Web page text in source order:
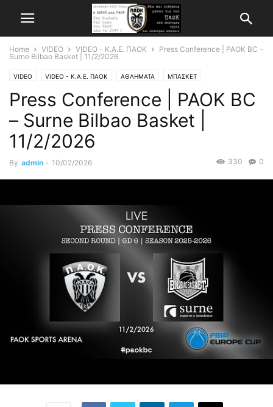
Home VIDEO VIDEO - Κ.Α.Ε. ΠΑΟΚ
Press Conference | PAOK BC –
Surne Bilbao Basket | 11/2/2026
VIDEO VIDEO - Κ.Α.Ε. ΠΑΟΚ ΑΘΛΗΜΑΤΑ ΜΠΑΣΚΕΤ
Press Conference | PAOK BC
– Surne Bilbao Basket |
11/2/2026
By admin - 10/02/2026 0
330